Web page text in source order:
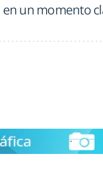
un momento